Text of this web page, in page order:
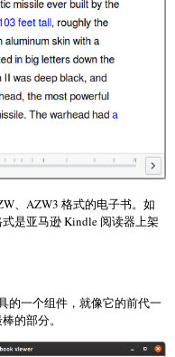
、AZW3 格式的电子书。如
是亚马逊 Kindle 阅读器上架
的一个组件，就像它的前代一
的部分。